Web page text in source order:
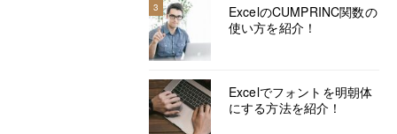
3
ExcelのCUMPRINC関数の
使い方を紹介！
Excelでフォントを明朝体
にする方法を紹介！